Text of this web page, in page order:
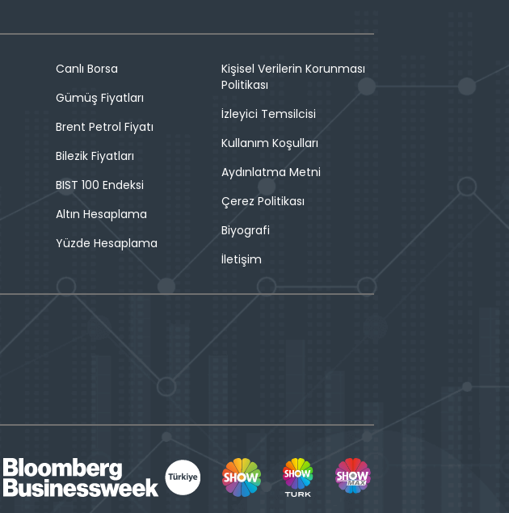
Canlı Borsa
Gümüş Fiyatları
Brent Petrol Fiyatı
Bilezik Fiyatları
BIST 100 Endeksi
Altın Hesaplama
Yüzde Hesaplama
Kişisel Verilerin Korunması
Politikası
İzleyici Temsilcisi
Kullanım Koşulları
Aydınlatma Metni
Çerez Politikası
Biyografi
İletişim